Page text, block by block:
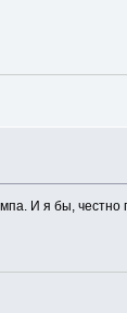
И я бы,